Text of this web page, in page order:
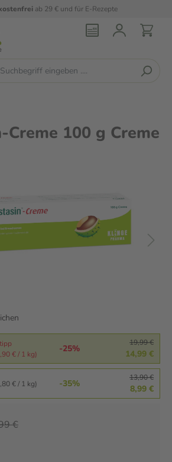
ab 29 € und für E-Rezepte
Creme 100 g Creme
€ / 1 kg)
-25%
19,99 €
14,99 €
€ / 1 kg) -35%
13,90 €
8,99 €
€